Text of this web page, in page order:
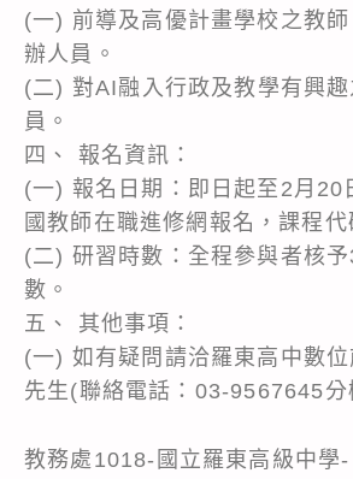
(一) 前導及高優計畫學校之教
辦人員。
(二) 對AI融入行政及教學有興趣
員。
四、 報名資訊：
(一) 報名日期：即日起至2月20
國教師在職進修網報名，課程
(二) 研習時數：全程參與者核
數。
五、 其他事項：
(一) 如有疑問請洽羅東高中數
先生(聯絡電話：03-9567645分
教務處1018-國立羅東高級中學